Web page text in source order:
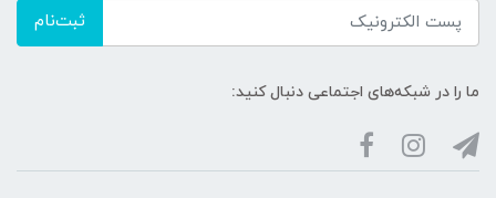
ثبت‌نام
ما را در شبکه‌های اجتماعی دنبال کنید: